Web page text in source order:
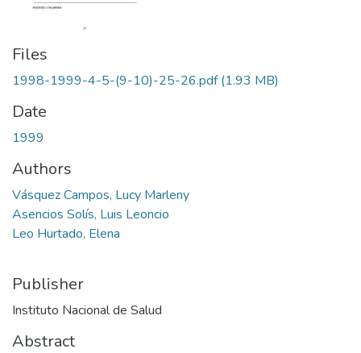
Files
1998-1999-4-5-(9-10)-25-26.pdf(1.93 MB)
Date
1999
Authors
Vásquez Campos, Lucy Marleny
Asencios Solís, Luis Leoncio
Leo Hurtado, Elena
Publisher
Instituto Nacional de Salud
Abstract